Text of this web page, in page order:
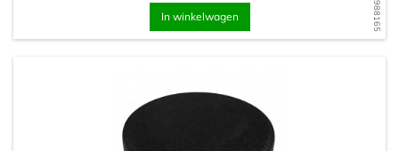
In winkelwagen